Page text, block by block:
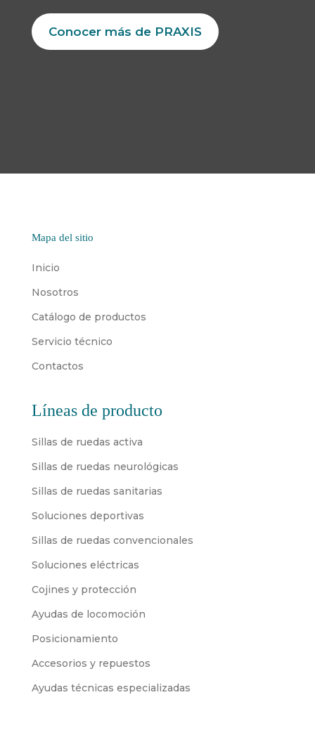
Conocer más de PRAXIS
Mapa del sitio
Inicio
Nosotros
Catálogo de productos
Servicio técnico
Contactos
Líneas de producto
Sillas de ruedas activa
Sillas de ruedas neurológicas
Sillas de ruedas sanitarias
Soluciones deportivas
Sillas de ruedas convencionales
Soluciones eléctricas
Cojines y protección
Ayudas de locomoción
Posicionamiento
Accesorios y repuestos
Ayudas técnicas especializadas